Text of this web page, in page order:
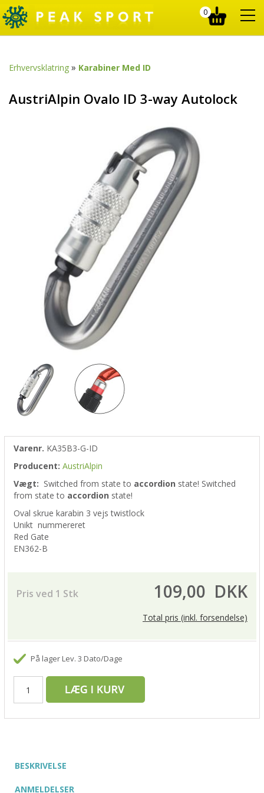
0
Erhvervsklatring » Karabiner Med ID
AustriAlpin Ovalo ID 3-way Autolock
Varenr. KA35B3-G-ID
Producent: AustriAlpin
Vægt: Switched from state to accordion state! Switched
from state to accordion state!
Oval skrue karabin 3 vejs twistlock
Unikt nummereret
Red Gate
EN362-B
Pris ved 1 Stk 109,00 DKK
Total pris (inkl. forsendelse)
På lager Lev. 3 Dato/Dage
BESKRIVELSE
ANMELDELSER